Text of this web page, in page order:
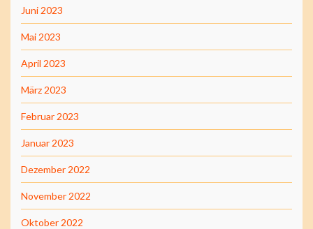
Juni 2023
Mai 2023
April 2023
März 2023
Februar 2023
Januar 2023
Dezember 2022
November 2022
Oktober 2022